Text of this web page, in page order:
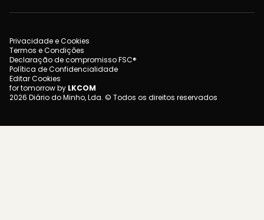
Privacidade e Cookies
Termos e Condições
Declaração de compromisso FSC®
Política de Confidencialidade
Editar Cookies
for tomorrow by LKCOM
2026 Diário do Minho, Lda. © Todos os direitos reservados